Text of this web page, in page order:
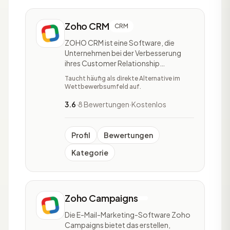
Zoho CRM CRM
ZOHO CRM ist eine Software, die
Unternehmen bei der Verbesserung
ihres Customer Relationship
Managements unterstützt. Das Tool
richtet sich an kleine und größere
für Selbstständige und Agenturen
der effizienten Verwaltung des Ve
Taucht häufig als direkte Alternative im
Wettbewerbsumfeld auf.
3.6·8 Bewertungen·Kostenlos
Profil
Bewertungen
Kategorie
Zoho Campaigns
Die E-Mail-Marketing-Software Zoho
Campaigns bietet das erstellen,